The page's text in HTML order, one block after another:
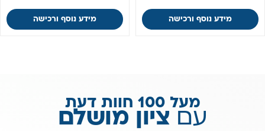
מידע נוסף ורכישה מידע נוסף ורכישה
מעל 100 חוות דעת
עםציון מושלם